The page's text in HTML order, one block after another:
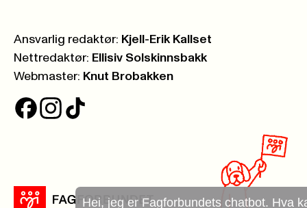
Hei, jeg er Fagforbundets chatbot. Hva kan jeg
Ansvarlig redaktør: Kjell-Erik Kallset
Nettredaktør: Ellisiv Solskinnsbakk
Webmaster: Knut Brobakken